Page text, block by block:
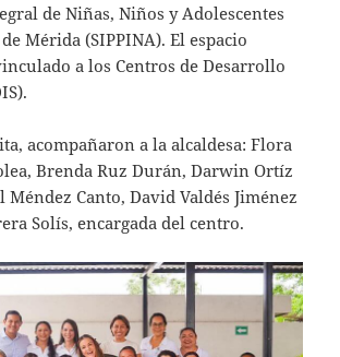
de Niñas, Niños y Adolescentes
Mérida (SIPPINA). El espacio
a los Centros de Desarrollo
acompañaron a la alcaldesa: Flora
Brenda Ruz Durán, Darwin Ortíz
Canto, David Valdés Jiménez
Solís, encargada del centro.